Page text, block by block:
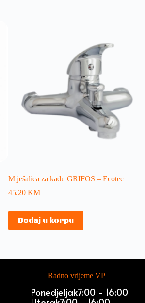
Miješalica za kadu GRIFOS – Ecotec
45.20 KM
Dodaj u korpu
Radno vrijeme VP
Ponedjeljak7:00 - 16:00